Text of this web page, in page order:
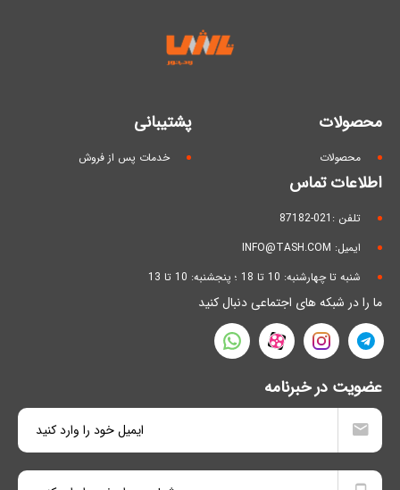
محصولات
محصولات
پشتیبانی
خدمات پس از فروش
اطلاعات تماس
تلفن :021-87182
ایمیل: INFO@TASH.COM
شنبه تا چهارشنبه: 10 تا 18 ؛ پنجشنبه: 10 تا 13
ما را در شبکه های اجتماعی دنبال کنید
عضویت در خبرنامه